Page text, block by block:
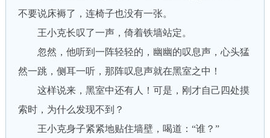
不要说床褥了，连椅子也没有一张。
王小克长叹了一声，倚着铁墙站定。
忽然，他听到一阵轻轻的，幽幽的叹息声，心头猛
然一跳，侧耳一听，那阵叹息声就在黑室之中！
这样说来，黑室中还有人！可是，刚才自己四处摸
索时，为什么发现不到？
王小克身子紧紧地贴住墙壁，喝道：“谁？”